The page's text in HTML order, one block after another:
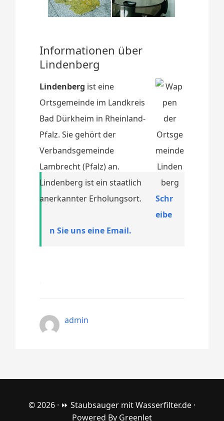
Informationen über
Lindenberg
Lindenberg ist eine
Ortsgemeinde im Landkreis
Bad Dürkheim in Rheinland-
Pfalz. Sie gehört der
Verbandsgemeinde
Lambrecht (Pfalz) an.
Lindenberg ist ein staatlich
anerkannter Erholungsort.
Schr
eibe
n Sie uns eine Email.
admin
© 2026 · ⏩ Staubsauger mit Wasserfilter.de ·
Powered By Greenlet